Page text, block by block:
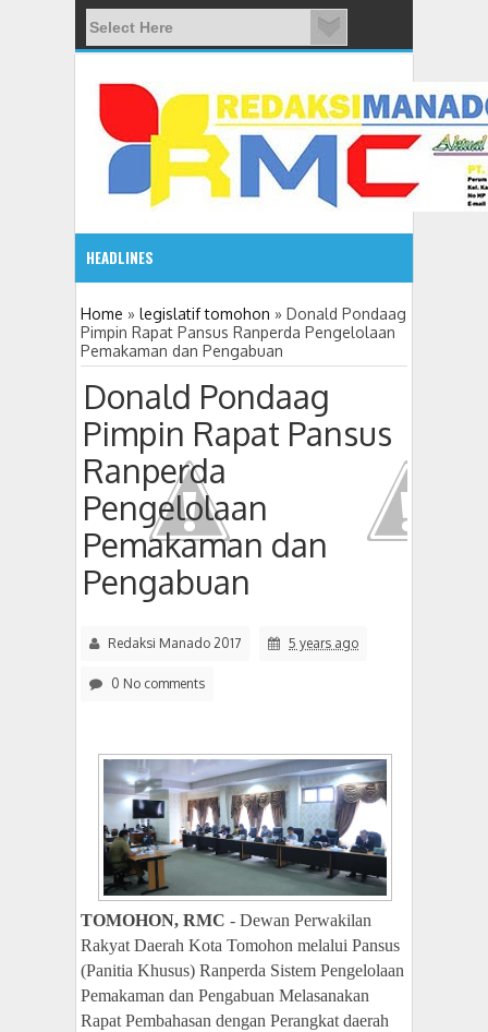
HEADLINES
08:03 AM
ADVETORIAL JONRU GANTIKAN MONO PIMPIN DPRD
Home » legislatif tomohon » Donald Pondaag
Pimpin Rapat Pansus Ranperda Pengelolaan
Pemakaman dan Pengabuan
Donald Pondaag
Pimpin Rapat Pansus
Ranperda
Pengelolaan
Pemakaman dan
Pengabuan
Redaksi Manado 2017 5 years ago
0 No comments
TOMOHON, RMC - Dewan Perwakilan
Rakyat Daerah Kota Tomohon melalui Pansus
(Panitia Khusus) Ranperda Sistem Pengelolaan
Pemakaman dan Pengabuan Melasanakan
Rapat Pembahasan dengan Perangkat daerah